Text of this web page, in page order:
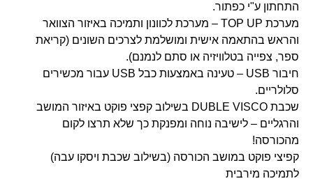
התחתון ע"י כפתור.
מערכת TOP UP – מערכת לכוונון ותמיכה באיזור הצוואר
והראש בהתאמה אישית ומושלמת לצרכים השונים (קריאת
ספר, צפייה בטלוויזיה או סתם לנמנם).
חיבור USB – טעינה באמצעות כבל USB עבור מכשירים
סלולריים.
שכבת DUBLE VISCO בשילוב קפצי פוקט באיזור המושב
והרגליים – לישיבה נוחה ומפנקת כך שלא תרצו לקום
מהכורסה!
קפיצי פוקט במושב הכורסה (בשילוב שכבת ויסקו עבה)
לתמיכה מירבית